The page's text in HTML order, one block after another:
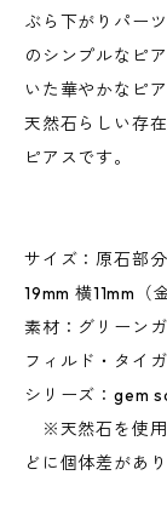
ぶら下がりパー
のシンプルなピ
いた華やかなピ
天然石らしい存
ピアスです。
サイズ：原石部
19mm 横11mm（
素材：グリーン
フィルド・タイ
シリーズ：gem
※天然石を使用
どに個体差があり